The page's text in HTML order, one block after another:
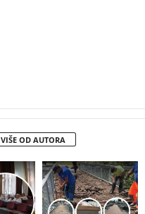
VIŠE OD AUTORA